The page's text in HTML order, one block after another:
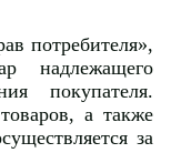
потребителя»,
надлежащего
покупателя.
а также
за